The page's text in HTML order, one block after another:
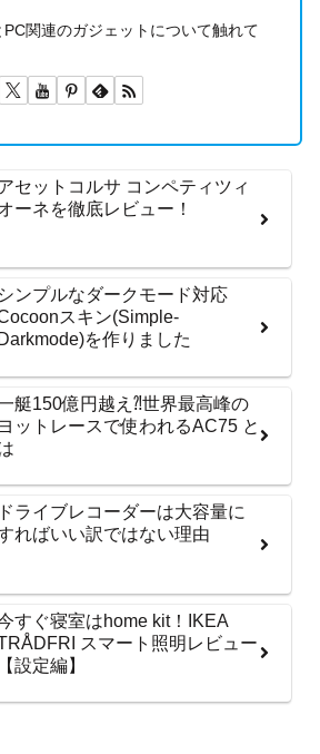
関連のガジェットについて触れて
セットコルサ コンペティツィ
ーネを徹底レビュー！
シンプルなダークモード対応
スキン(Simple-
Darkmode)を作りました
艇150億円越え⁈世界最高峰の
ヨットレースで使われるAC75 と
ドライブレコーダーは大容量に
ればいい訳ではない理由
すぐ寝室はhome kit！IKEA
スマート照明レビュー
【設定編】